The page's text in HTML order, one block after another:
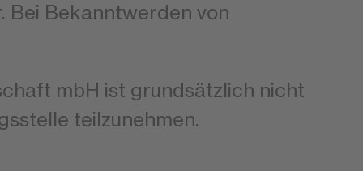
Bei Bekanntwerden von
mbH ist grundsätzlich nicht
teilzunehmen.